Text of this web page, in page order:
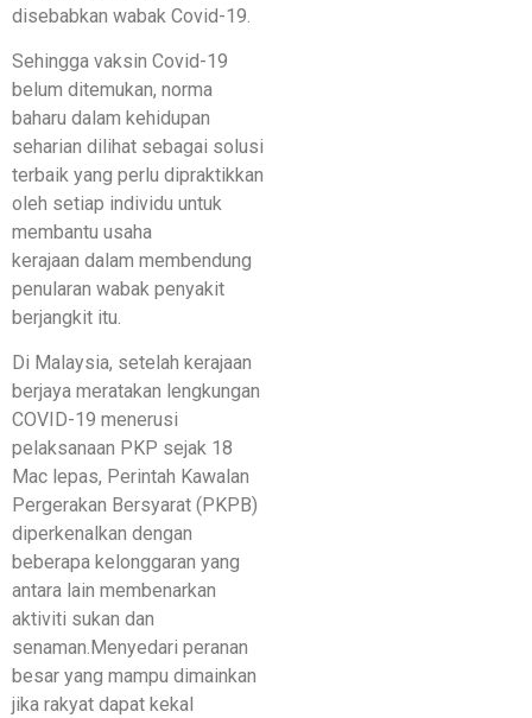
disebabkan wabak Covid-19.
Sehingga vaksin Covid-19
belum ditemukan, norma
baharu dalam kehidupan
seharian dilihat sebagai solusi
terbaik yang perlu dipraktikkan
oleh setiap individu untuk
membantu usaha
kerajaan dalam membendung
penularan wabak penyakit
berjangkit itu.
Di Malaysia, setelah kerajaan
berjaya meratakan lengkungan
COVID-19 menerusi
pelaksanaan PKP sejak 18
Mac lepas, Perintah Kawalan
Pergerakan Bersyarat (PKPB)
diperkenalkan dengan
beberapa kelonggaran yang
antara lain membenarkan
aktiviti sukan dan
senaman.Menyedari peranan
besar yang mampu dimainkan
jika rakyat dapat kekal